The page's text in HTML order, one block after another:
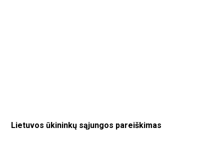
Lietuvos ūkininkų sąjungos pareiškimas